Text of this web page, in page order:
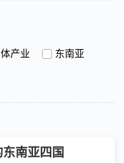
产业
东南亚
南亚四国